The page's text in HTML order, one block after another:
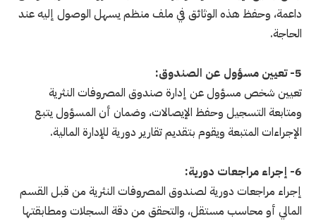
داعمة، وحفظ هذه الوثائق في ملف منظم يسهل الوصول إليه عند
الحاجة.
5- تعيين مسؤول عن الصندوق:
تعيين شخص مسؤول عن إدارة صندوق المصروفات النثرية
ومتابعة التسجيل وحفظ الإيصالات، وضمان أن المسؤول يتبع
الإجراءات المتبعة ويقوم بتقديم تقارير دورية للإدارة المالية.
6- إجراء مراجعات دورية:
إجراء مراجعات دورية لصندوق المصروفات النثرية من قبل القسم
المالي أو محاسب مستقل، والتحقق من دقة السجلات ومطابقتها